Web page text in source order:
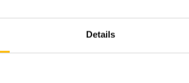
Details